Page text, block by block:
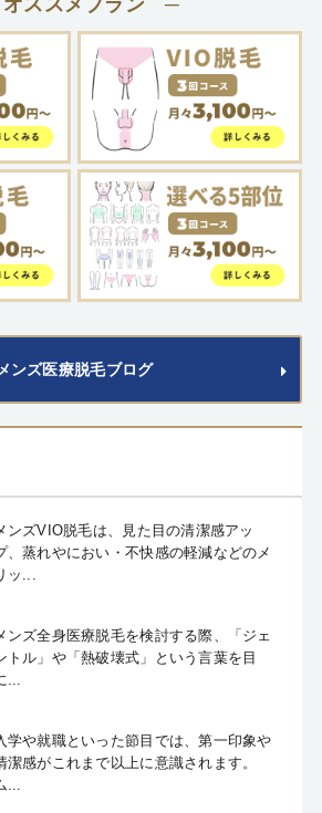
ススメプラン ─
メンズ医療脱毛ブログ
ンズVIO脱毛は、見た目の清潔感アッ
、蒸れやにおい・不快感の軽減などのメ
ッ...
ンズ全身医療脱毛を検討する際、「ジェ
トル」や「熱破壊式」という言葉を目
...
学や就職といった節目では、第一印象や
潔感がこれまで以上に意識されます。
...